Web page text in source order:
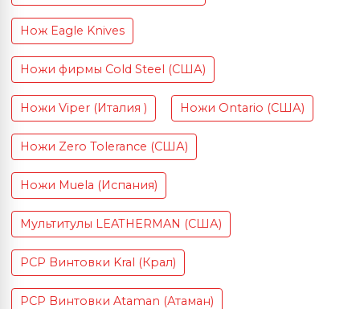
Нож Eagle Knives
Ножи фирмы Cold Steel (США)
Ножи Viper (Италия ) Ножи Ontario (США)
Ножи Zero Tolerance (США)
Ножи Muela (Испания)
Мультитулы LEATHERMAN (США)
PCP Винтовки Kral (Крал)
PCP Винтовки Ataman (Атаман)